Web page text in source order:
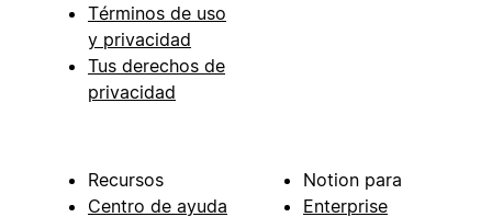
Términos de uso
y privacidad
Tus derechos de
privacidad
Recursos
Centro de ayuda
Notion para
Enterprise